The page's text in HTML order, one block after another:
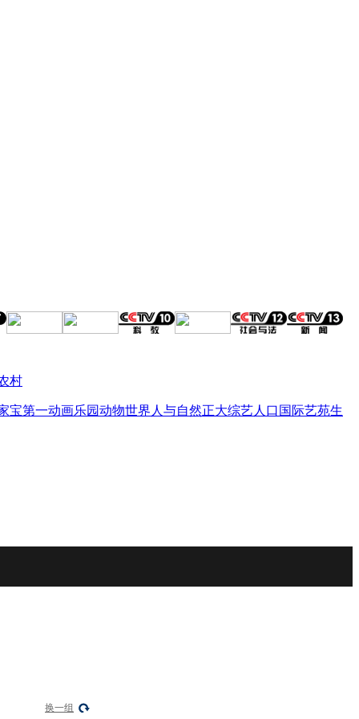
村
宝第一动画乐园动物世界 人与自然正大综艺人口 国际艺苑生
换一组